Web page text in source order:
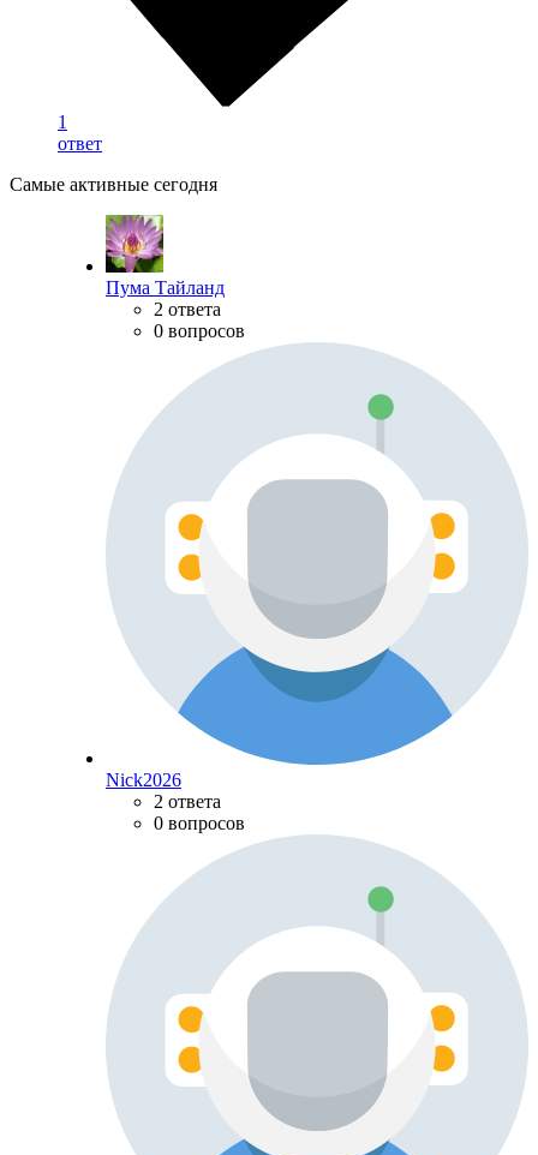
1
ответ
Самые активные сегодня
Пума Тайланд
2 ответа
0 вопросов
Nick2026
2 ответа
0 вопросов